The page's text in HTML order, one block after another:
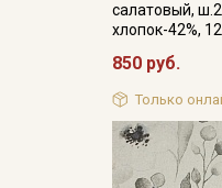
салатовый,
хлопок-42%,
850 руб.
Только